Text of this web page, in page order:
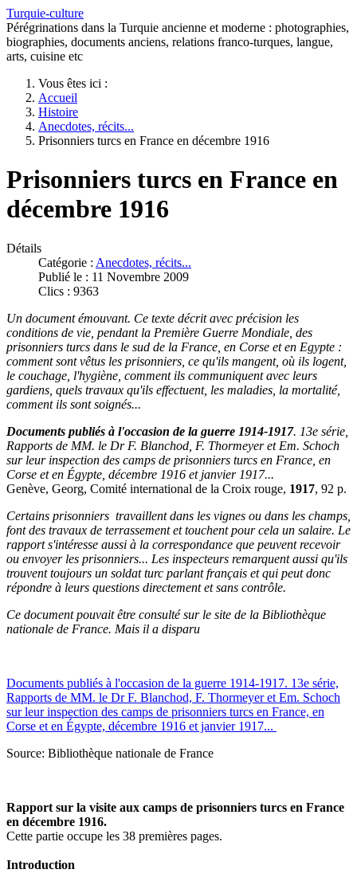
Turquie-culture
Pérégrinations dans la Turquie ancienne et moderne : photographies,
biographies, documents anciens, relations franco-turques, langue,
arts, cuisine etc
Vous êtes ici :
Accueil
Histoire
Anecdotes, récits...
Prisonniers turcs en France en décembre 1916
Prisonniers turcs en France en
décembre 1916
Détails
Catégorie : Anecdotes, récits...
Publié le : 11 Novembre 2009
Clics : 9363
Un document émouvant. Ce texte décrit avec précision les
conditions de vie, pendant la Première Guerre Mondiale, des
prisonniers turcs dans le sud de la France, en Corse et en Egypte :
comment sont vêtus les prisonniers, ce qu'ils mangent, où ils logent,
le couchage, l'hygiène, comment ils communiquent avec leurs
gardiens, quels travaux qu'ils effectuent, les maladies, la mortalité,
comment ils sont soignés...
Documents publiés à l'occasion de la guerre 1914-1917. 13e série,
Rapports de MM. le Dr F. Blanchod, F. Thormeyer et Em. Schoch
sur leur inspection des camps de prisonniers turcs en France, en
Corse et en Égypte, décembre 1916 et janvier 1917...
Genève, Georg, Comité international de la Croix rouge, 1917, 92 p.
Certains prisonniers travaillent dans les vignes ou dans les champs,
font des travaux de terrassement et touchent pour cela un salaire. Le
rapport s'intéresse aussi à la correspondance que peuvent recevoir
ou envoyer les prisonniers... Les inspecteurs remarquent aussi qu'ils
trouvent toujours un soldat turc parlant français et qui peut donc
répondre à leurs questions directement et sans contrôle.
Ce document pouvait être consulté sur le site de la Bibliothèque
nationale de France. Mais il a disparu
Documents publiés à l'occasion de la guerre 1914-1917. 13e série,
Rapports de MM. le Dr F. Blanchod, F. Thormeyer et Em. Schoch
sur leur inspection des camps de prisonniers turcs en France, en
Corse et en Égypte, décembre 1916 et janvier 1917...
Source: Bibliothèque nationale de France
Rapport sur la visite aux camps de prisonniers turcs en France
en décembre 1916.
Cette partie occupe les 38 premières pages.
Introduction